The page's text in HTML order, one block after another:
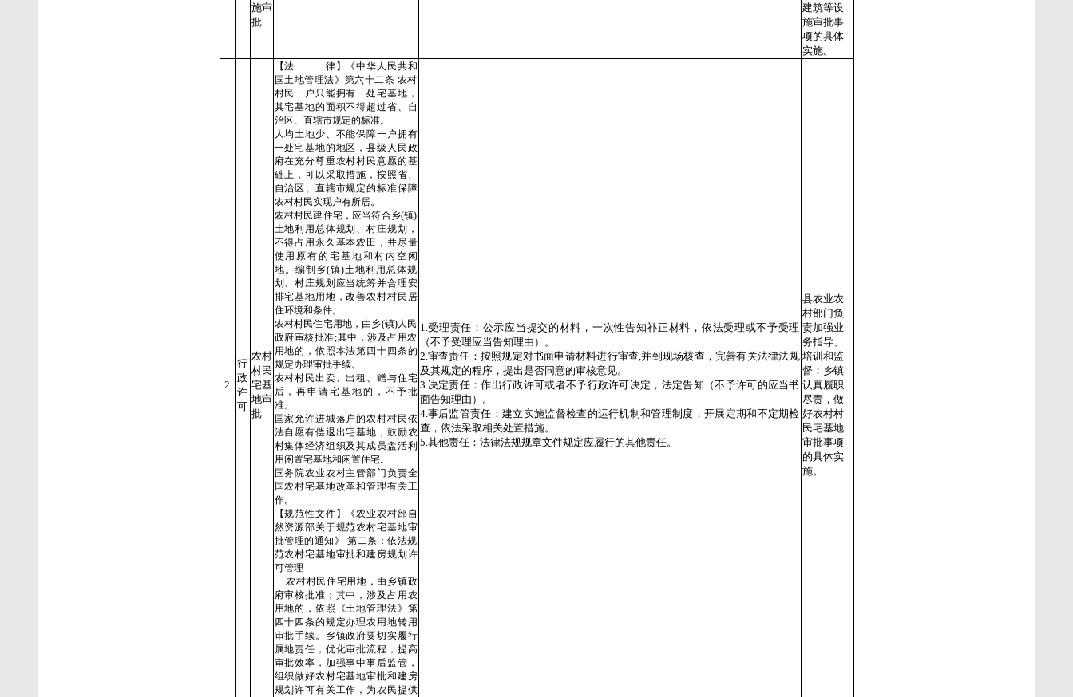
施审
批
建筑等设
施审批事
项的具体
实施。
2
行
政
许
可
农村
村民
宅基
地审
批
【法 律】《中华人民共和
国土地管理法》第六十二条 农村
村民一户只能拥有一处宅基地，
其宅基地的面积不得超过省、自
治区、直辖市规定的标准。
人均土地少、不能保障一户拥有
一处宅基地的地区，县级人民政
府在充分尊重农村村民意愿的基
础上，可以采取措施，按照省、
自治区、直辖市规定的标准保障
农村村民实现户有所居。
农村村民建住宅，应当符合乡(镇)
土地利用总体规划、村庄规划，
不得占用永久基本农田，并尽量
使用原有的宅基地和村内空闲
地。编制乡(镇)土地利用总体规
划、村庄规划应当统筹并合理安
排宅基地用地，改善农村村民居
住环境和条件。
农村村民住宅用地，由乡(镇)人民
政府审核批准;其中，涉及占用农
用地的，依照本法第四十四条的
规定办理审批手续。
农村村民出卖、出租、赠与住宅
后，再申请宅基地的，不予批
准。
国家允许进城落户的农村村民依
法自愿有偿退出宅基地，鼓励农
村集体经济组织及其成员盘活利
用闲置宅基地和闲置住宅。
国务院农业农村主管部门负责全
国农村宅基地改革和管理有关工
作。
【规范性文件】《农业农村部自
然资源部关于规范农村宅基地审
批管理的通知》 第二条：依法规
范农村宅基地审批和建房规划许
可管理
农村村民住宅用地，由乡镇政
府审核批准；其中，涉及占用农
用地的，依照《土地管理法》第
四十四条的规定办理农用地转用
审批手续。乡镇政府要切实履行
属地责任，优化审批流程，提高
审批效率，加强事中事后监管，
组织做好农村宅基地审批和建房
规划许可有关工作，为农民提供
1.受理责任：公示应当提交的材料，一次性告知补正材料，依法受理或不予受理
（不予受理应当告知理由）。
2.审查责任：按照规定对书面申请材料进行审查,并到现场核查，完善有关法律法规
及其规定的程序，提出是否同意的审核意见。
3.决定责任：作出行政许可或者不予行政许可决定，法定告知（不予许可的应当书
面告知理由）。
4.事后监管责任：建立实施监督检查的运行机制和管理制度，开展定期和不定期检
查，依法采取相关处置措施。
5.其他责任：法律法规规章文件规定应履行的其他责任。
县农业农
村部门负
责加强业
务指导、
培训和监
督；乡镇
认真履职
尽责，做
好农村村
民宅基地
审批事项
的具体实
施。